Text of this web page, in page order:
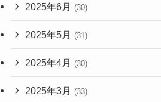
2025年6月 (30)
2025年5月 (31)
2025年4月 (30)
2025年3月 (33)